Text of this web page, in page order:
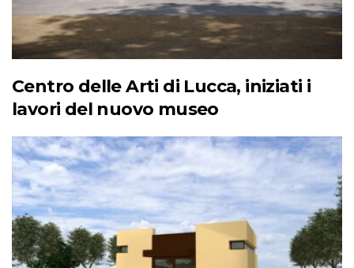
Centro delle Arti di Lucca, iniziati i
lavori del nuovo museo